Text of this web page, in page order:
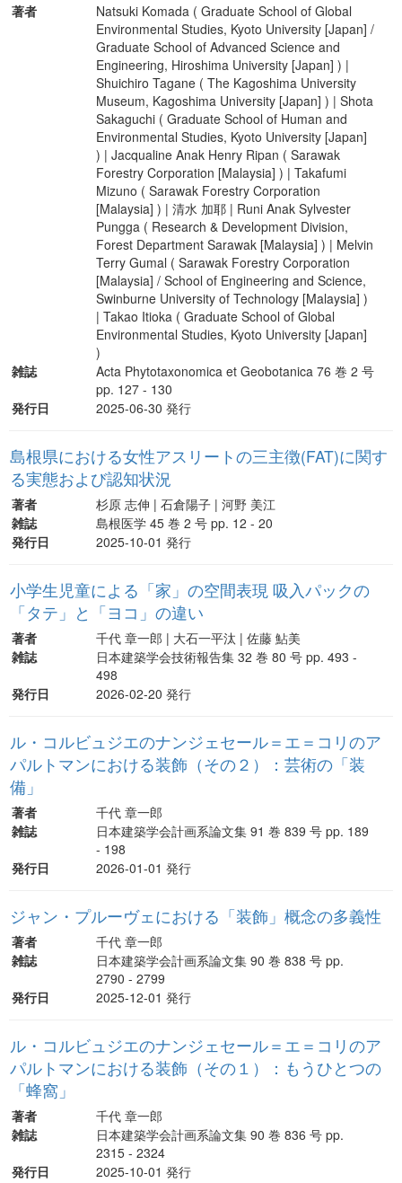
著者
Natsuki Komada ( Graduate School of Global
Environmental Studies, Kyoto University [Japan] /
Graduate School of Advanced Science and
Engineering, Hiroshima University [Japan] ) |
Shuichiro Tagane ( The Kagoshima University
Museum, Kagoshima University [Japan] ) | Shota
Sakaguchi ( Graduate School of Human and
Environmental Studies, Kyoto University [Japan]
) | Jacqualine Anak Henry Ripan ( Sarawak
Forestry Corporation [Malaysia] ) | Takafumi
Mizuno ( Sarawak Forestry Corporation
[Malaysia] ) | 清水 加耶 | Runi Anak Sylvester
Pungga ( Research & Development Division,
Forest Department Sarawak [Malaysia] ) | Melvin
Terry Gumal ( Sarawak Forestry Corporation
[Malaysia] / School of Engineering and Science,
Swinburne University of Technology [Malaysia] )
| Takao Itioka ( Graduate School of Global
Environmental Studies, Kyoto University [Japan]
)
雑誌
Acta Phytotaxonomica et Geobotanica 76 巻 2 号
pp. 127 - 130
発行日
2025-06-30 発行
島根県における女性アスリートの三主徴(FAT)に関す
る実態および認知状況
著者
杉原 志伸 | 石倉陽子 | 河野 美江
雑誌
島根医学 45 巻 2 号 pp. 12 - 20
発行日
2025-10-01 発行
小学生児童による「家」の空間表現 吸入パックの
「タテ」と「ヨコ」の違い
著者
千代 章一郎 | 大石一平汰 | 佐藤 鮎美
雑誌
日本建築学会技術報告集 32 巻 80 号 pp. 493 -
498
発行日
2026-02-20 発行
ル・コルビュジエのナンジェセール＝エ＝コリのア
パルトマンにおける装飾（その２）：芸術の「装
備」
著者
千代 章一郎
雑誌
日本建築学会計画系論文集 91 巻 839 号 pp. 189
- 198
発行日
2026-01-01 発行
ジャン・プルーヴェにおける「装飾」概念の多義性
著者
千代 章一郎
雑誌
日本建築学会計画系論文集 90 巻 838 号 pp.
2790 - 2799
発行日
2025-12-01 発行
ル・コルビュジエのナンジェセール＝エ＝コリのア
パルトマンにおける装飾（その１）：もうひとつの
「蜂窩」
著者
千代 章一郎
雑誌
日本建築学会計画系論文集 90 巻 836 号 pp.
2315 - 2324
発行日
2025-10-01 発行